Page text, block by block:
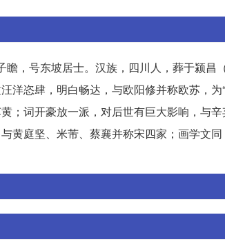
，号东坡居士。汉族，四川人，葬于颍昌
恣肆，明白畅达，与欧阳修并称欧苏，为
；词开豪放一派，对后世有巨大影响，与
黄庭坚、米芾、蔡襄并称宋四家；画学文同